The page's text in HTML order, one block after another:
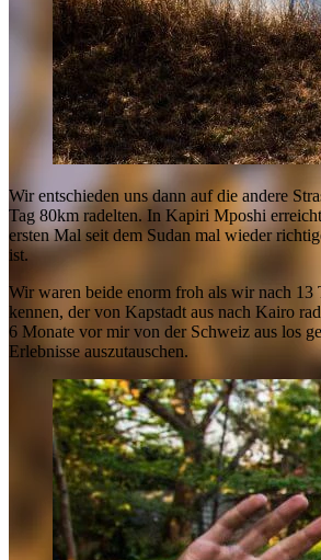
Wir entschieden uns dann auf die andere
Tag 80km radelten. In Kapiri Mposhi
ersten Mal seit dem Sudan mal wieder
ist.
Wir waren beide enorm froh als wir nach 13
kennen, der von Kapstadt aus nach Kairo
6 Monate vor mir von der Schweiz aus los
Erlebnisse auszutauschen.